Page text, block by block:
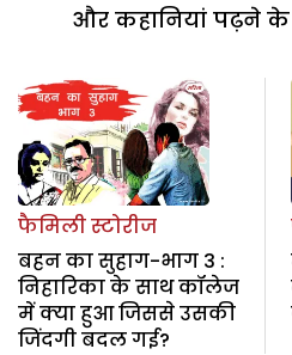
और कहानियां पढ़ने
फैमिली स्टोरीज
बहन का सुहाग-भाग 3 :
निहारिका के साथ कॉलेज
में क्या हुआ जिससे उसकी
जिंदगी बदल गई?